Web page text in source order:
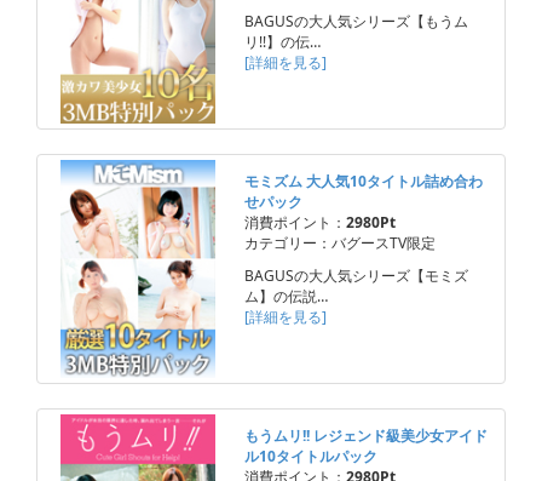
BAGUSの大人気シリーズ【もうム
リ!!】の伝…
[詳細を見る]
モミズム 大人気10タイトル詰め合わ
せパック
消費ポイント： 2980Pt
カテゴリー：バグースTV限定
BAGUSの大人気シリーズ【モミズ
ム】の伝説…
[詳細を見る]
もうムリ!! レジェンド級美少女アイド
ル10タイトルパック